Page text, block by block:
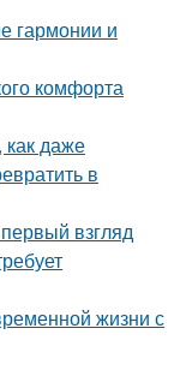
гармонии и
комфорта
как даже
в
взгляд
жизни с